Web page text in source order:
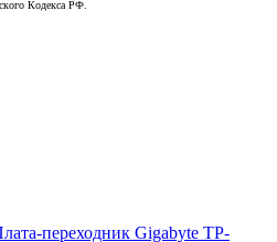
Кодекса РФ.
переходник Gigabyte TP-